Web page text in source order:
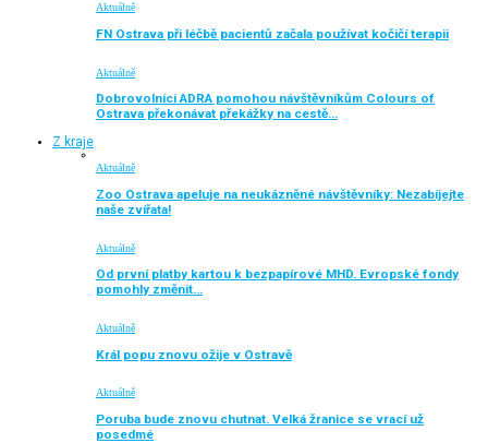
Aktuálně
FN Ostrava při léčbě pacientů začala používat kočičí terapii
Aktuálně
Dobrovolníci ADRA pomohou návštěvníkům Colours of
Ostrava překonávat překážky na cestě…
Z kraje
Aktuálně
Zoo Ostrava apeluje na neukázněné návštěvníky: Nezabíjejte
naše zvířata!
Aktuálně
Od první platby kartou k bezpapírové MHD. Evropské fondy
pomohly změnit…
Aktuálně
Král popu znovu ožije v Ostravě
Aktuálně
Poruba bude znovu chutnat. Velká žranice se vrací už
posedmé